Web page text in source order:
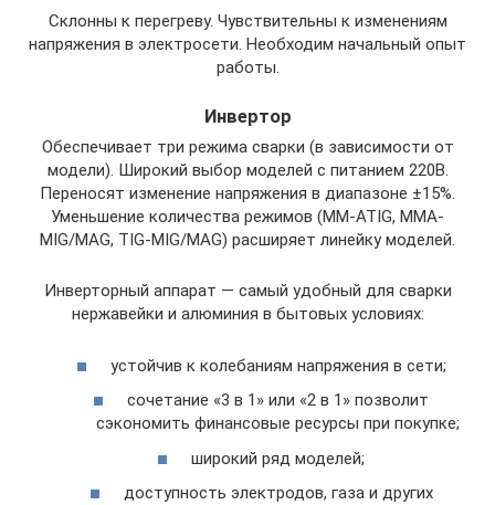
Склонны к перегреву. Чувствительны к изменениям
напряжения в электросети. Необходим начальный опыт
работы.
Инвертор
Обеспечивает три режима сварки (в зависимости от
модели). Широкий выбор моделей с питанием 220В.
Переносят изменение напряжения в диапазоне ±15%.
Уменьшение количества режимов (MM-ATIG, MMA-
MIG/MAG, TIG-MIG/MAG) расширяет линейку моделей.
Инверторный аппарат — самый удобный для сварки
нержавейки и алюминия в бытовых условиях:
устойчив к колебаниям напряжения в сети;
сочетание «3 в 1» или «2 в 1» позволит
сэкономить финансовые ресурсы при покупке;
широкий ряд моделей;
доступность электродов, газа и других